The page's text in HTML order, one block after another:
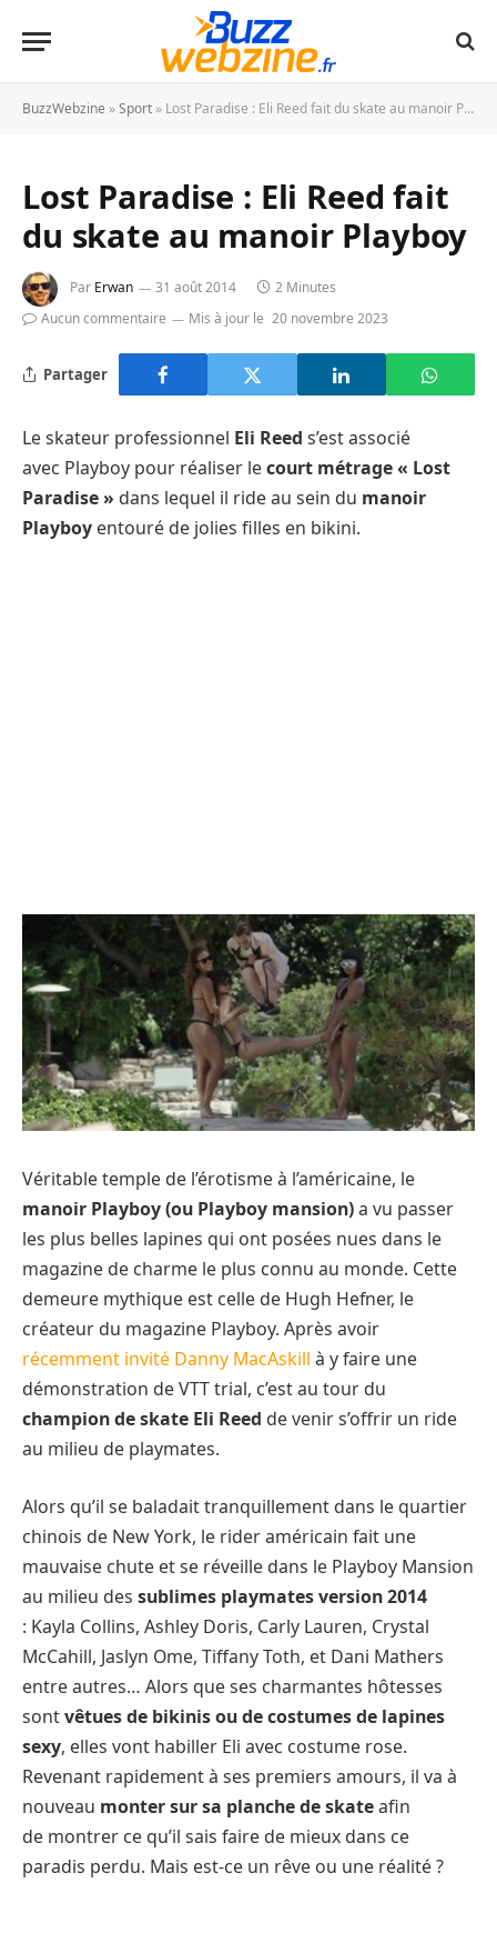
BuzzWebzine »Sport » Lost Paradise : Eli Reed fait du skate au manoir Playboy
Lost Paradise : Eli Reed fait
du skate au manoir Playboy
Par Erwan 31 août 2014
2 Minutes
Aucun commentaire
Mis à jour le 20 novembre 2023
Partager
Le skateur professionnel Eli Reed s’est associé
avec Playboy pour réaliser lecourt métrage « Lost
Paradise » dans lequel il ride au sein du manoir
Playboy entouré de jolies filles en bikini.
Véritable temple de l’érotisme à l’américaine, le
manoir Playboy (ou Playboy mansion)a vu passer
les plus belles lapines qui ont posées nues dans le
magazine de charme le plus connu au monde. Cette
demeure mythique est celle de Hugh Hefner, le
créateur du magazine Playboy. Après avoir
récemment invité Danny MacAskill à y faire une
démonstration de VTT trial, c’est au tour du
champion de skate Eli Reed de venir s’offrir un ride
au milieu de playmates.
Alors qu’il se baladait tranquillement dans le quartier
chinois de New York, le rider américain fait une
mauvaise chute et se réveille dans le Playboy Mansion
au milieu des sublimes playmates version 2014
: Kayla Collins, Ashley Doris, Carly Lauren, Crystal
McCahill, Jaslyn Ome, Tiffany Toth, et Dani Mathers
entre autres… Alors que ses charmantes hôtesses
sontvêtues de bikinis ou de costumes de lapines
sexy, elles vont habiller Eli avec costume rose.
Revenant rapidement à ses premiers amours, il va à
nouveau monter sur sa planche de skateafin
de montrer ce qu’il sais faire de mieux dans ce
paradis perdu. Mais est-ce un rêve ou une réalité ?